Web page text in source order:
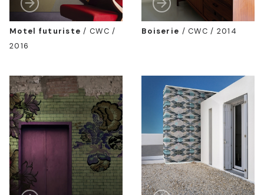
Motel futuriste /CWC /
2016
Boiserie /CWC / 2014